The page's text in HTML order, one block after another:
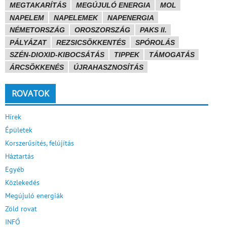
MEGTAKARÍTÁS
MEGÚJULÓ ENERGIA
MOL
NAPELEM
NAPELEMEK
NAPENERGIA
NÉMETORSZÁG
OROSZORSZÁG
PAKS II.
PÁLYÁZAT
REZSICSÖKKENTÉS
SPÓROLÁS
SZÉN-DIOXID-KIBOCSÁTÁS
TIPPEK
TÁMOGATÁS
ÁRCSÖKKENÉS
ÚJRAHASZNOSÍTÁS
ROVATOK
Hírek
Épületek
Korszerűsítés, felújítás
Háztartás
Egyéb
Közlekedés
Megújuló energiák
Zöld rovat
INFÓ